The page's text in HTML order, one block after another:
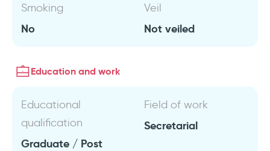
Smoking
No
Veil
Not veiled
Education and work
Educational
qualification
Graduate / Post
Field of work
Secretarial